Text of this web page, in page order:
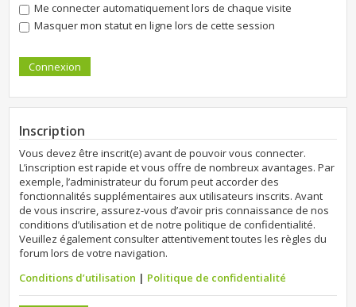
Me connecter automatiquement lors de chaque visite
Masquer mon statut en ligne lors de cette session
Inscription
Vous devez être inscrit(e) avant de pouvoir vous connecter.
L’inscription est rapide et vous offre de nombreux avantages. Par
exemple, l’administrateur du forum peut accorder des
fonctionnalités supplémentaires aux utilisateurs inscrits. Avant
de vous inscrire, assurez-vous d’avoir pris connaissance de nos
conditions d’utilisation et de notre politique de confidentialité.
Veuillez également consulter attentivement toutes les règles du
forum lors de votre navigation.
Conditions d’utilisation | Politique de confidentialité